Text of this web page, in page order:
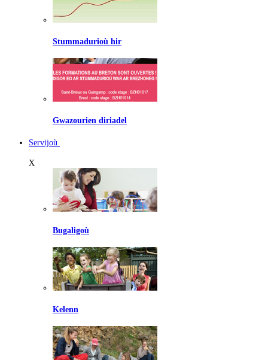
Stummadurioù hir
Gwazourien diriadel
Servijoù
X
Bugaligoù
Kelenn